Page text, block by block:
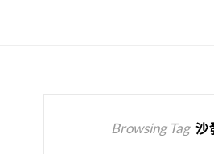
Browsing Tag 沙